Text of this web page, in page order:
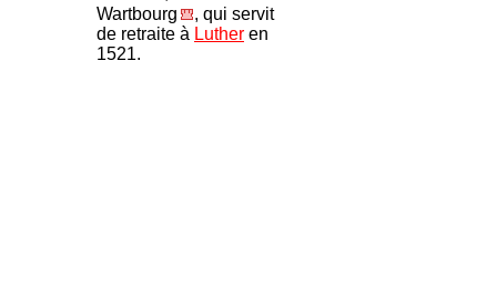
Wartbourg
, qui servit
de retraite à Luther en
1521.